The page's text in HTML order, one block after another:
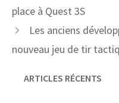
place à Quest 3S
Les anciens
nouveau jeu de tir
ARTICLES RÉCENTS